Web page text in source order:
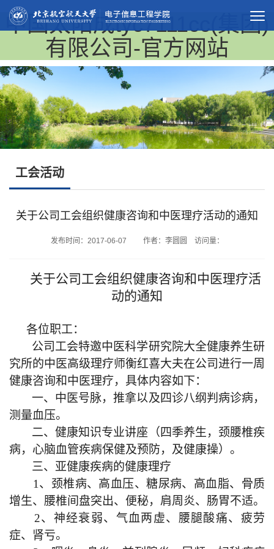
中国太阳成tyc7111cc(集团)
有限公司-官方网站
工会活动
关于公司工会组织健康咨询和中医理疗活动的通知
发布时间：2017-06-07 作者：李圆圆 访问量：
关于公司工会组织健康咨询和中医理疗活
动的通知
各位职工：
公司工会特邀中医科学研究院大全健康养生研
究所的中医高级理疗师衡红喜大夫在公司进行一周
健康咨询和中医理疗，具体内容如下：
一、中医号脉，推拿以及四诊八纲判病诊病，
测量血压。
二、健康知识专业讲座（四季养生，颈腰椎疾
病，心脑血管疾病保健及预防，及健康操）。
三、亚健康疾病的健康理疗
1、颈椎病、高血压、糖尿病、高血脂、骨质
增生、腰椎间盘突出、便秘，肩周炎、肠胃不适。
2、神经衰弱、气血两虚、腰腿酸痛、疲劳
症、肾亏。